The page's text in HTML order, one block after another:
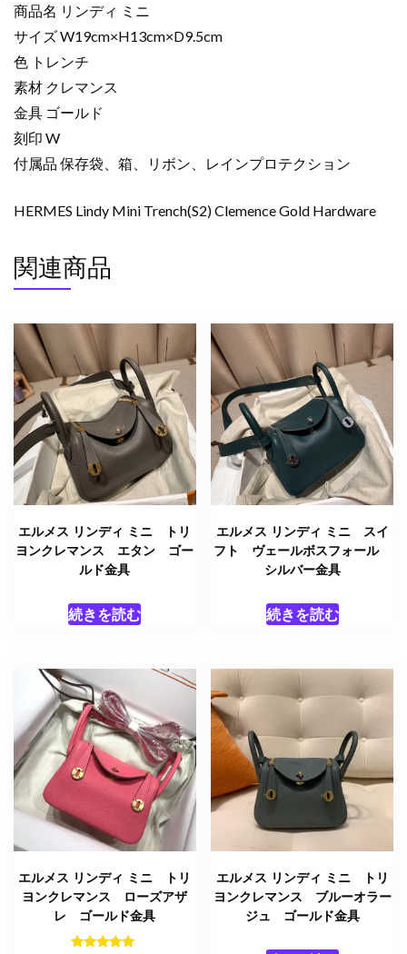
商品名 リンディ ミニ
サイズ W19cm×H13cm×D9.5cm
色 トレンチ
素材 クレマンス
金具 ゴールド
刻印 W
付属品 保存袋、箱、リボン、レインプロテクション
HERMES Lindy Mini Trench(S2) Clemence Gold Hardware
関連商品
エルメス リンディ ミニ トリ
ヨンクレマンス エタン ゴー
ルド金具
続きを読む
エルメス リンディ ミニ スイ
フト ヴェールボスフォール
シルバー金具
続きを読む
エルメス リンディ ミニ トリ
ヨンクレマンス ローズアザ
レ ゴールド金具
エルメス リンディ ミニ トリ
ヨンクレマンス ブルーオラー
ジュ ゴールド金具